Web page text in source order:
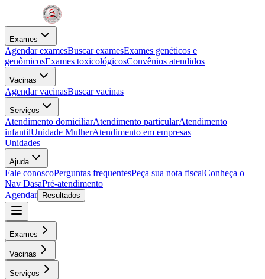
Exames
Agendar examesBuscar examesExames genéticos e
genômicosExames toxicológicosConvênios atendidos
Vacinas
Agendar vacinasBuscar vacinas
Serviços
Atendimento domiciliarAtendimento particularAtendimento
infantilUnidade MulherAtendimento em empresas
Unidades
Ajuda
Fale conoscoPerguntas frequentesPeça sua nota fiscalConheça o
Nav DasaPré-atendimento
Agendar
Resultados
Exames
Vacinas
Serviços